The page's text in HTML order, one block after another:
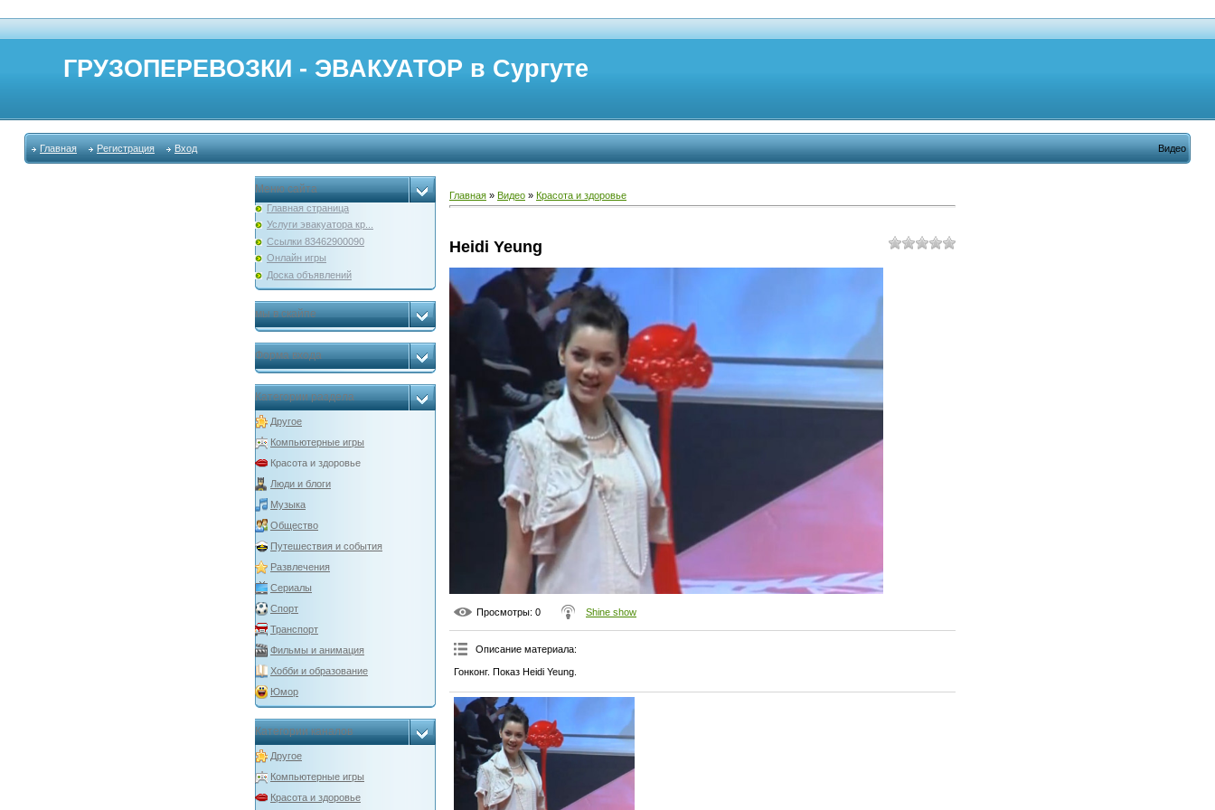
ГРУЗОПЕРЕВОЗКИ - ЭВАКУАТОР в Сургуте
Главная Регистрация Вход Видео
Меню сайта
Главная страница
Услуги эвакуатора кр...
Ссылки 83462900090
Онлайн игры
Доска объявлений
мы в скайпе
Форма входа
Категории раздела
Другое
Компьютерные игры
Красота и здоровье
Люди и блоги
Музыка
Общество
Путешествия и события
Развлечения
Сериалы
Спорт
Транспорт
Фильмы и анимация
Хобби и образование
Юмор
Категории каналов
Другое
Компьютерные игры
Красота и здоровье
Главная » Видео » Красота и здоровье
Heidi Yeung
Просмотры: 0 Shine show
Описание материала:
Гонконг. Показ Heidi Yeung.